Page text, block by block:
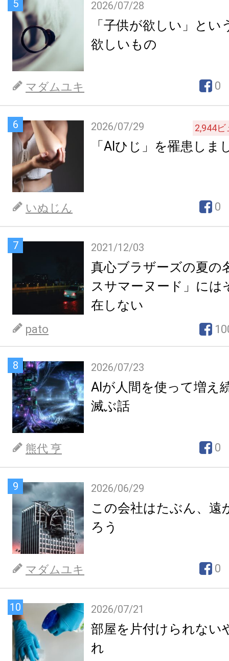
5 2026/07/28
「子供が欲しい」とい
欲しいもの
マダムユキ 0
6 2026/07/29 2,944ビ
「AIひじ」を罹患しま
いぬじん 0
7 2021/12/03
真心ブラザーズの夏の
スサマーヌード」には
在しない
pato
8 2026/07/23
AIが人間を使って増え
滅ぶ話
熊代 亨 0
9 2026/06/29
この会社はたぶん、遠
ろう
マダムユキ 0
10 2026/07/21
部屋を片付けられない
れ